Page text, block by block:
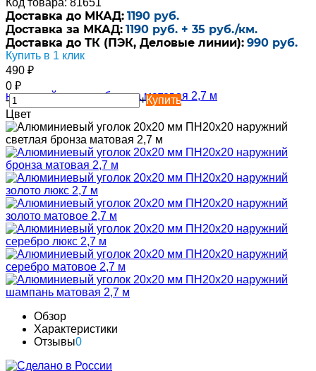
Доставка до МКАД: 1190 руб.
Доставка за МКАД: 1190 руб. + 35 руб./км.
Доставка до ТК (ПЭК, Деловые линии): 990 руб.
Купить в 1 клик
490 ₽
0 ₽
-
+Купить
Цвет
Обзор
Характеристики
Отзывы0